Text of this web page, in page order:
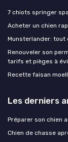
7 chiots springer
Acheter un chien
Munsterlander: tout
Renouveler son
tarifs et pièges à
Recette faisan
Les derniers
Préparer son chien
Chien de chasse